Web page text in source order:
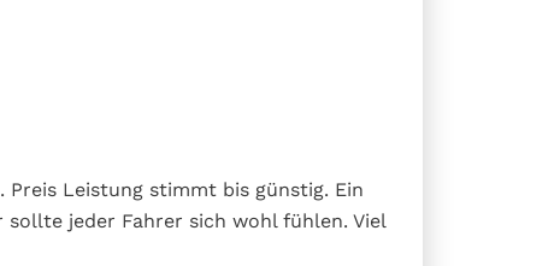
Leistung stimmt bis günstig. Ein
sollte jeder Fahrer sich wohl fühlen. Viel